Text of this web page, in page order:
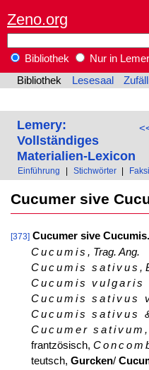
Zeno.org
Bibliothek
Nur in
Bibliothek
Lesesaal
Lemery:
Vollständiges
Materialien-Lexicon
Einführung Stichwörter
Cucumer sive
[373] Cucumer sive Cucumis.
Cucumis , Trag. Ang.
Cucumis sativus ,
Cucumis vulgaris
Cucumis sativus
Cucumis sativus
Cucumer sativum
frantzösisch,
teutsch, Gurcken/